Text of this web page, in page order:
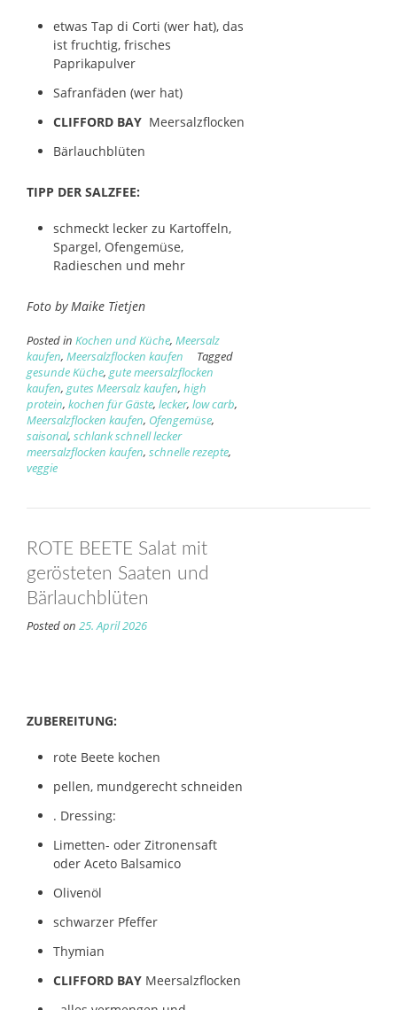
etwas Tap di Corti (wer hat), das
ist fruchtig, frisches
Paprikapulver
Safranfäden (wer hat)
CLIFFORD BAY Meersalzflocken
Bärlauchblüten
TIPP DER SALZFEE:
schmeckt lecker zu Kartoffeln,
Spargel, Ofengemüse,
Radieschen und mehr
Foto by Maike Tietjen
Posted in Kochen und Küche, Meersalz
kaufen, Meersalzflocken kaufen
Tagged
gesunde Küche, gute meersalzflocken
kaufen, gutes Meersalz kaufen, high
protein, kochen für Gäste, lecker, low carb,
Meersalzflocken kaufen, Ofengemüse,
saisonal, schlank schnell lecker
meersalzflocken kaufen, schnelle rezepte,
veggie
ROTE BEETE Salat mit
gerösteten Saaten und
Bärlauchblüten
Posted on 25. April 2026
ZUBEREITUNG:
rote Beete kochen
pellen, mundgerecht schneiden
. Dressing:
Limetten- oder Zitronensaft
oder Aceto Balsamico
Olivenöl
schwarzer Pfeffer
Thymian
CLIFFORD BAY Meersalzflocken